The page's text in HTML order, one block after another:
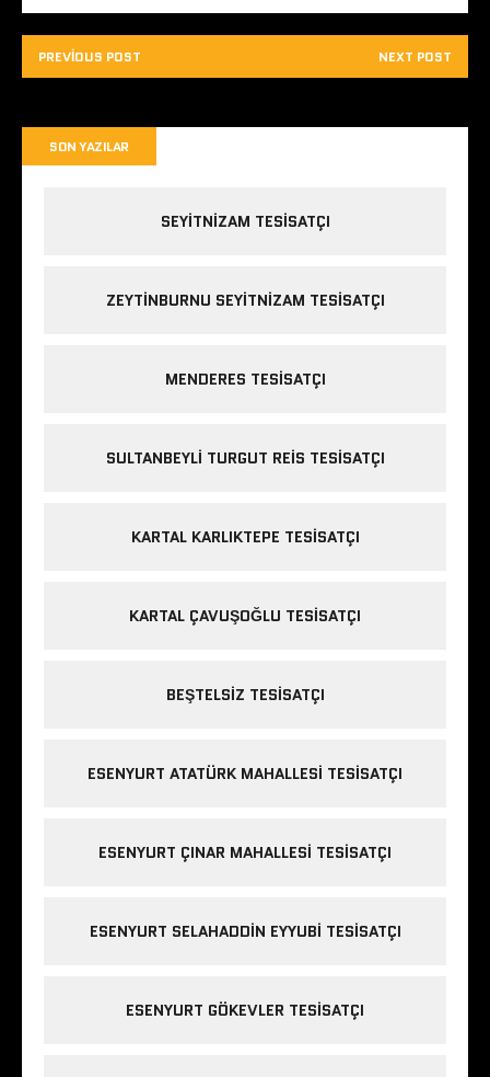
PREVIOUS POST NEXT POST
SON YAZILAR
SEYITNIZAM TESISATÇI
ZEYTINBURNU SEYITNIZAM TESISATÇI
MENDERES TESISATÇI
SULTANBEYLI TURGUT REIS TESISATÇI
KARTAL KARLIKTEPE TESISATÇI
KARTAL ÇAVUŞOĞLU TESISATÇI
BEŞTELSIZ TESISATÇI
ESENYURT ATATÜRK MAHALLESI TESISATÇI
ESENYURT ÇINAR MAHALLESI TESISATÇI
ESENYURT SELAHADDIN EYYUBI TESISATÇI
ESENYURT GÖKEVLER TESISATÇI